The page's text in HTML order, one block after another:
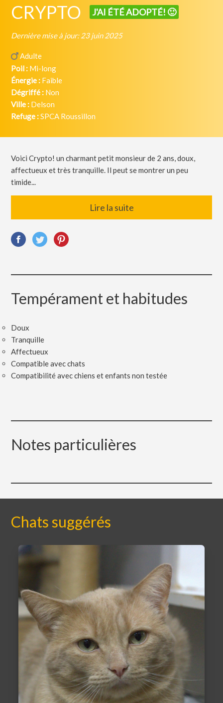
CRYPTO J'AI ÉTÉ ADOPTÉ! 🙂
Dernière mise à jour: 23 juin 2025
Adulte
Poil : Mi-long
Énergie : Faible
Dégriffé : Non
Ville : Delson
Refuge :SPCA Roussillon
Voici Crypto! un charmant petit monsieur de 2 ans, doux,
affectueux et très tranquille. Il peut se montrer un peu
timide...
Lire la suite
Tempérament et habitudes
Doux
Tranquille
Affectueux
Compatible avec chats
Compatibilité avec chiens et enfants non testée
Notes particulières
Chats suggérés